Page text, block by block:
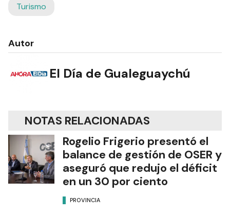
Turismo
Autor
El Día de Gualeguaychú
NOTAS RELACIONADAS
Rogelio Frigerio presentó el
balance de gestión de OSER y
aseguró que redujo el déficit
en un 30 por ciento
PROVINCIA